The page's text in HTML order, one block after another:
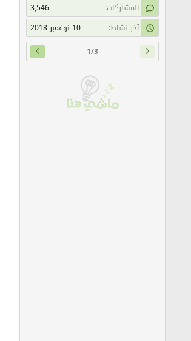
المشاركات
3,546
آخر نشاط
10 نوفمبر 2018
1/3